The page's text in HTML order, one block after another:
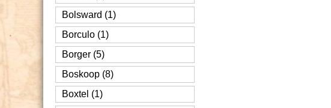
Bolsward (1)
Borculo (1)
Borger (5)
Boskoop (8)
Boxtel (1)